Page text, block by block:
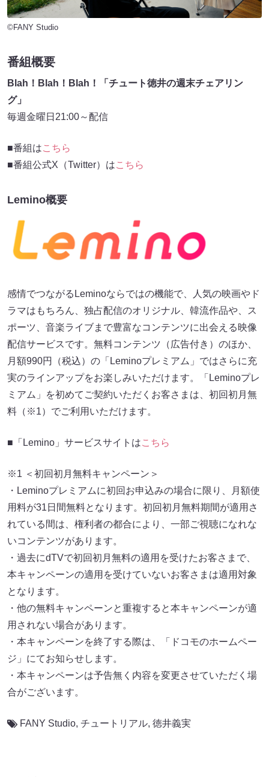
©FANY Studio
番組概要
Blah！Blah！Blah！「チュート徳井の週末チェアリン
グ」
毎週金曜日21:00～配信
■番組はこちら
■番組公式X（Twitter）はこちら
Lemino概要
感情でつながるLeminoならではの機能で、人気の映画やド
ラマはもちろん、独占配信のオリジナル、韓流作品や、ス
ポーツ、音楽ライブまで豊富なコンテンツに出会える映像
配信サービスです。無料コンテンツ（広告付き）のほか、
月額990円（税込）の「Leminoプレミアム」ではさらに充
実のラインアップをお楽しみいただけます。「Leminoプレ
ミアム」を初めてご契約いただくお客さまは、初回初月無
料（※1）でご利用いただけます。
■「Lemino」サービスサイトはこちら
※1 ＜初回初月無料キャンペーン＞
・Leminoプレミアムに初回お申込みの場合に限り、月額使
用料が31日間無料となります。初回初月無料期間が適用さ
れている間は、権利者の都合により、一部ご視聴になれな
いコンテンツがあります。
・過去にdTVで初回初月無料の適用を受けたお客さまで、
本キャンペーンの適用を受けていないお客さまは適用対象
となります。
・他の無料キャンペーンと重複すると本キャンペーンが適
用されない場合があります。
・本キャンペーンを終了する際は、「ドコモのホームペー
ジ」にてお知らせします。
・本キャンペーンは予告無く内容を変更させていただく場
合がございます。
FANY Studio, チュートリアル, 徳井義実